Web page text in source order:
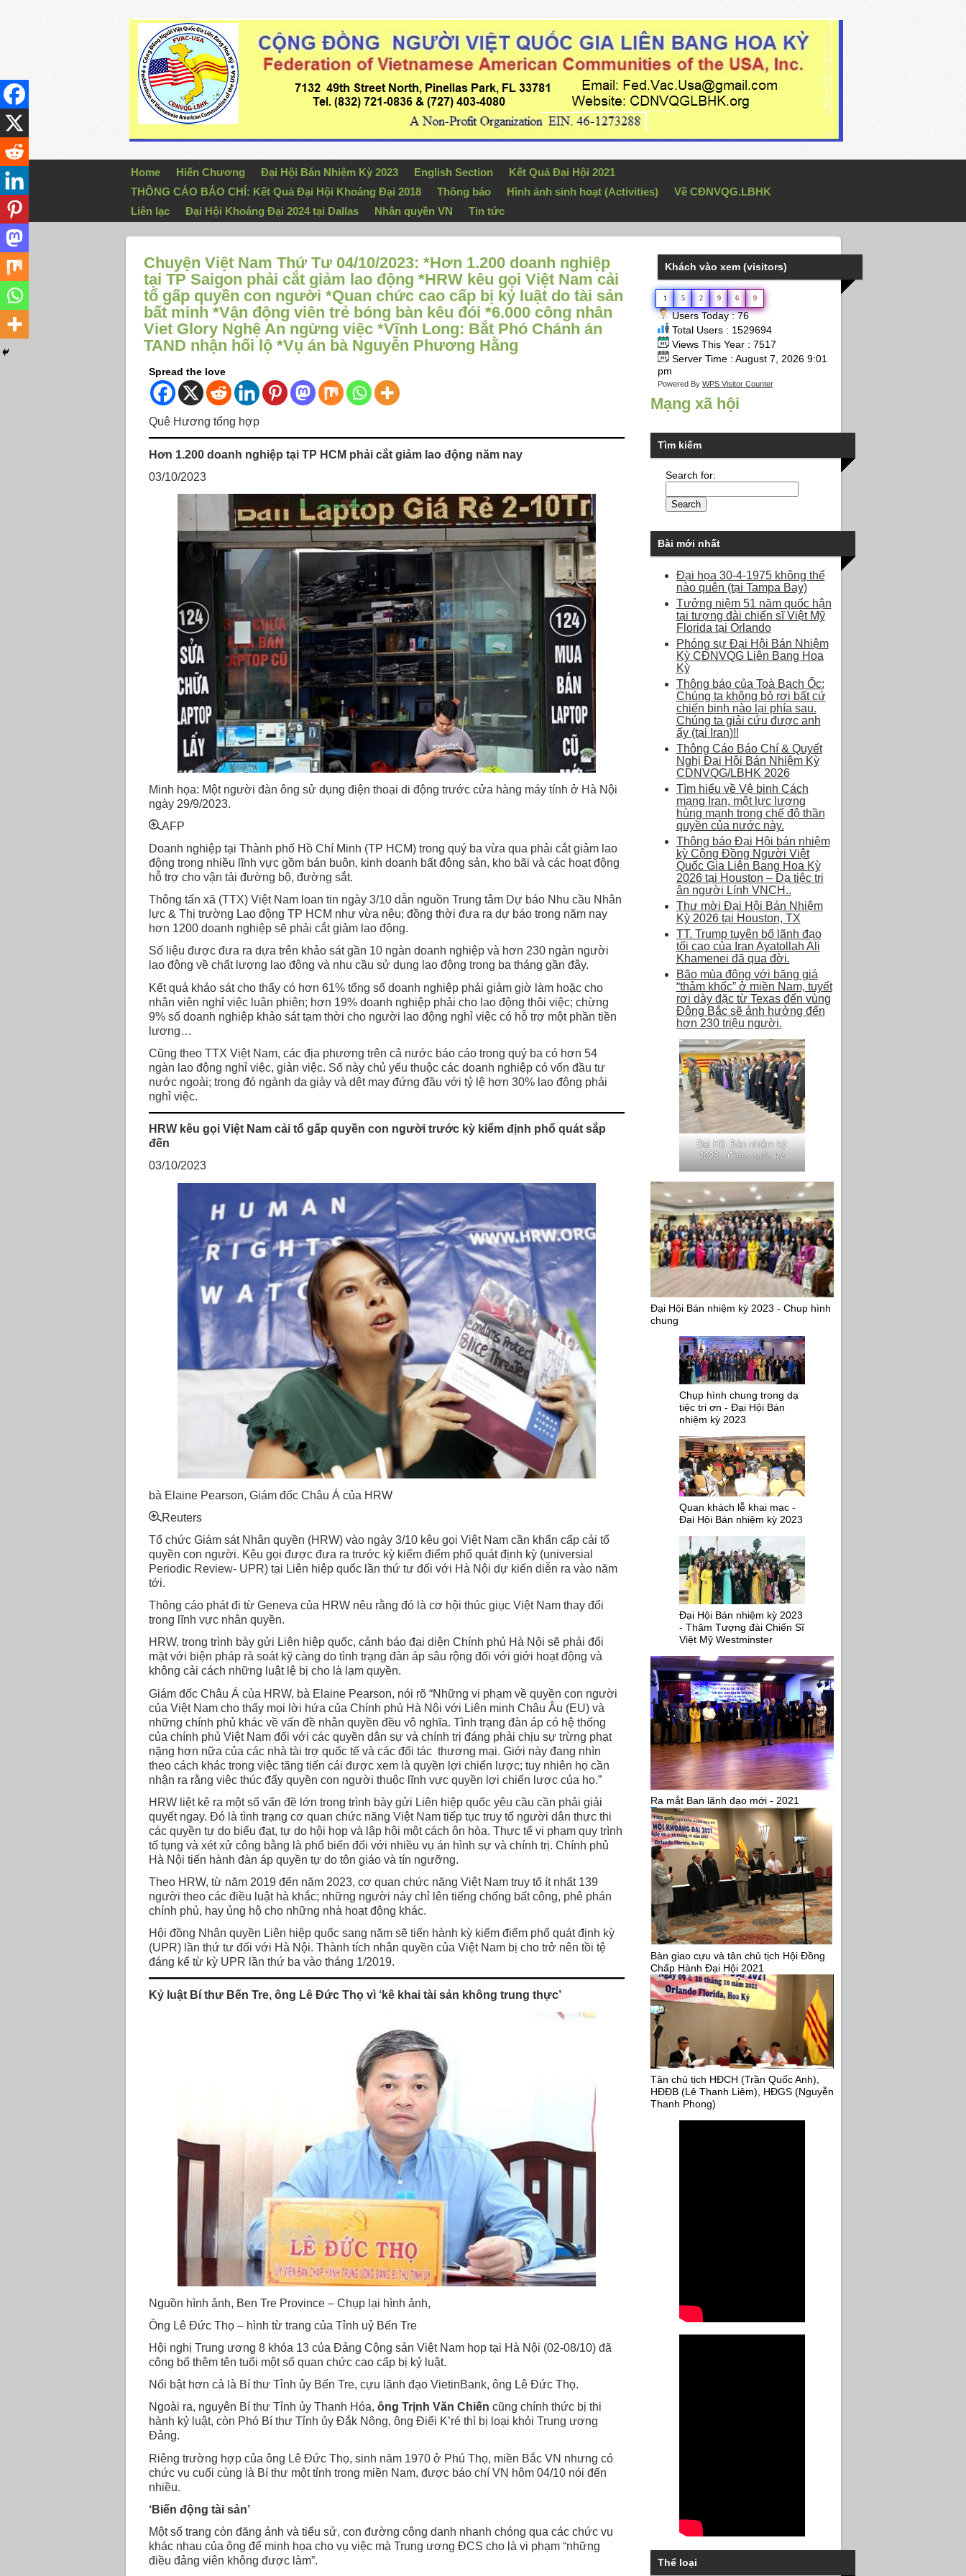
Home Hiến Chương Đại Hội Bán Nhiệm Kỳ 2023 English Section
Kết Quả Đại Hội 2021
THÔNG CÁO BÁO CHÍ: Kết Quả Đại Hội Khoáng Đại 2018
Thông báo Hình ảnh sinh hoạt (Activities)
Về CĐNVQG.LBHK
Liên lạc
Đại Hội Khoáng Đại 2024 tại Dallas Nhân quyền VN Tin tức
Chuyện Việt Nam Thứ Tư 04/10/2023: *Hơn 1.200 doanh nghiệp
tại TP Saigon phải cắt giảm lao động *HRW kêu gọi Việt Nam cải
tổ gấp quyền con người *Quan chức cao cấp bị kỷ luật do tài sản
bất minh *Vận động viên trẻ bóng bàn kêu đói *6.000 công nhân
Viet Glory Nghệ An ngừng việc *Vĩnh Long: Bắt Phó Chánh án
TAND nhận hối lộ *Vụ án bà Nguyễn Phương Hằng
Spread the love
Quê Hương tổng hợp
Hơn 1.200 doanh nghiệp tại TP HCM phải cắt giảm lao động năm nay
03/10/2023
Minh họa: Một người đàn ông sử dụng điện thoại di động trước cửa hàng máy tính ở Hà Nội
ngày 29/9/2023.
AFP
Doanh nghiệp tại Thành phố Hồ Chí Minh (TP HCM) trong quý ba vừa qua phải cắt giảm lao
động trong nhiều lĩnh vực gồm bán buôn, kinh doanh bất động sản, kho bãi và các hoạt động
hỗ trợ cho vận tải đường bộ, đường sắt.
Thông tấn xã (TTX) Việt Nam loan tin ngày 3/10 dẫn nguồn Trung tâm Dự báo Nhu cầu Nhân
lực & Thị trường Lao động TP HCM như vừa nêu; đồng thời đưa ra dự báo trong năm nay
hơn 1200 doanh nghiệp sẽ phải cắt giảm lao động.
Số liệu được đưa ra dựa trên khảo sát gần 10 ngàn doanh nghiệp và hơn 230 ngàn người
lao động về chất lượng lao động và nhu cầu sử dụng lao động trong ba tháng gần đây.
Kết quả khảo sát cho thấy có hơn 61% tổng số doanh nghiệp phải giảm giờ làm hoặc cho
nhân viên nghỉ việc luân phiên; hơn 19% doanh nghiệp phải cho lao động thôi việc; chừng
9% số doanh nghiệp khảo sát tạm thời cho người lao động nghỉ việc có hỗ trợ một phần tiền
lương…
Cũng theo TTX Việt Nam, các địa phương trên cả nước báo cáo trong quý ba có hơn 54
ngàn lao động nghỉ việc, giản việc. Số này chủ yếu thuộc các doanh nghiệp có vốn đầu tư
nước ngoài; trong đó ngành da giày và dệt may đứng đầu với tỷ lệ hơn 30% lao động phải
nghỉ việc.
HRW kêu gọi Việt Nam cải tổ gấp quyền con người trước kỳ kiểm định phổ quát sắp
đến
03/10/2023
bà Elaine Pearson, Giám đốc Châu Á của HRW
Reuters
Tổ chức Giám sát Nhân quyền (HRW) vào ngày 3/10 kêu gọi Việt Nam cần khẩn cấp cải tổ
quyền con người. Kêu gọi được đưa ra trước kỳ kiểm điểm phổ quát định kỳ (universial
Periodic Review- UPR) tại Liên hiệp quốc lần thứ tư đối với Hà Nội dự kiến diễn ra vào năm
tới.
Thông cáo phát đi từ Geneva của HRW nêu rằng đó là cơ hội thúc giục Việt Nam thay đổi
trong lĩnh vực nhân quyền.
HRW, trong trình bày gửi Liên hiệp quốc, cảnh báo đại diện Chính phủ Hà Nội sẽ phải đối
mặt với biện pháp rà soát kỹ càng do tình trạng đàn áp sâu rộng đối với giới hoạt động và
không cải cách những luật lệ bị cho là lạm quyền.
Giám đốc Châu Á của HRW, bà Elaine Pearson, nói rõ “Những vi phạm về quyền con người
của Việt Nam cho thấy mọi lời hứa của Chính phủ Hà Nội với Liên minh Châu Âu (EU) và
những chính phủ khác về vấn đề nhân quyền đều vô nghĩa. Tình trạng đàn áp có hệ thống
của chính phủ Việt Nam đối với các quyền dân sự và chính trị đáng phải chịu sự trừng phạt
nặng hơn nữa của các nhà tài trợ quốc tế và các đối tác thương mại. Giới này đang nhìn
theo cách khác trong việc tăng tiến cái được xem là quyền lợi chiến lược; tuy nhiên họ cần
nhận ra rằng viêc thúc đẩy quyền con người thuộc lĩnh vực quyền lợi chiến lược của họ.”
HRW liệt kê ra một số vấn đề lớn trong trình bày gửi Liên hiệp quốc yêu cầu cần phải giải
quyết ngay. Đó là tình trạng cơ quan chức năng Việt Nam tiếp tục truy tố người dân thực thi
các quyền tự do biểu đạt, tự do hội họp và lập hội một cách ôn hòa. Thực tế vi phạm quy trình
tố tụng và xét xử công bằng là phổ biến đối với nhiều vụ án hình sự và chính trị. Chính phủ
Hà Nội tiến hành đàn áp quyền tự do tôn giáo và tín ngưỡng.
Theo HRW, từ năm 2019 đến năm 2023, cơ quan chức năng Việt Nam truy tố ít nhất 139
người theo các điều luật hà khắc; những người này chỉ lên tiếng chống bất công, phê phán
chính phủ, hay ủng hộ cho những nhà hoạt động khác.
Hội đồng Nhân quyền Liên hiệp quốc sang năm sẽ tiến hành kỳ kiểm điểm phổ quát định kỳ
(UPR) lần thứ tư đối với Hà Nội. Thành tích nhân quyền của Việt Nam bị cho trở nên tồi tệ
đáng kể từ kỳ UPR lần thứ ba vào tháng 1/2019.
Kỷ luật Bí thư Bến Tre, ông Lê Đức Thọ vì ‘kê khai tài sản không trung thực’
Nguồn hình ảnh, Ben Tre Province – Chụp lại hình ảnh,
Ông Lê Đức Thọ – hình từ trang của Tỉnh uỷ Bến Tre
Hội nghị Trung ương 8 khóa 13 của Đảng Cộng sản Việt Nam họp tại Hà Nội (02-08/10) đã
công bố thêm tên tuổi một số quan chức cao cấp bị kỷ luật.
Nổi bật hơn cả là Bí thư Tỉnh ủy Bến Tre, cựu lãnh đạo VietinBank, ông Lê Đức Thọ.
Ngoài ra, nguyên Bí thư Tỉnh ủy Thanh Hóa, ông Trịnh Văn Chiến cũng chính thức bị thi
hành kỷ luật, còn Phó Bí thư Tỉnh ủy Đắk Nông, ông Điểi K’ré thì bị loại khỏi Trung ương
Đảng.
Riêng trường hợp của ông Lê Đức Thọ, sinh năm 1970 ở Phú Thọ, miền Bắc VN nhưng có
chức vụ cuối cùng là Bí thư một tỉnh trong miền Nam, được báo chí VN hôm 04/10 nói đến
nhiều.
‘Biến động tài sản’
Một số trang còn đăng ảnh và tiểu sử, con đường công danh nhanh chóng qua các chức vụ
khác nhau của ông để minh họa cho vụ việc mà Trung ương ĐCS cho là vi phạm “những
điều đảng viên không được làm”.
Khách vào xem (visitors)
1 5 2 9 6 9
Users Today : 76
Total Users : 1529694
Views This Year : 7517
Server Time : August 7, 2026 9:01
pm
Powered By WPS Visitor Counter
Mạng xã hội
Tìm kiếm
Search for:
Bài mới nhất
Đại họa 30-4-1975 không thể
nào quên (tại Tampa Bay)
Tưởng niệm 51 năm quốc hận
tại tượng đài chiến sĩ Việt Mỹ
Florida tại Orlando
Phóng sự Đại Hội Bán Nhiệm
Kỳ CĐNVQG Liên Bang Hoa
Kỳ
Thông báo của Toà Bạch Ốc:
Chúng ta không bỏ rơi bất cứ
chiến binh nào lại phía sau.
Chúng ta giải cứu được anh
ấy (tại Iran)!!
Thông Cáo Báo Chí & Quyết
Nghị Đại Hội Bán Nhiệm Kỳ
CDNVQG/LBHK 2026
Tìm hiểu về Vệ binh Cách
mạng Iran, một lực lượng
hùng mạnh trong chế độ thần
quyền của nước này.
Thông báo Đại Hội bán nhiệm
kỳ Cộng Đồng Người Việt
Quốc Gia Liên Bang Hoa Kỳ
2026 tại Houston – Dạ tiệc tri
ân người Lính VNCH..
Thư mời Đại Hội Bán Nhiệm
Kỳ 2026 tại Houston, TX
TT. Trump tuyên bố lãnh đạo
tối cao của Iran Ayatollah Ali
Khamenei đã qua đời.
Bão mùa đông với băng giá
“thảm khốc” ở miền Nam, tuyết
rơi dày đặc từ Texas đến vùng
Đông Bắc sẽ ảnh hưởng đến
hơn 230 triệu người.
Đại Hội Bán nhiệm kỳ
2023 - Chào quốc kỳ
Đại Hội Bán nhiệm kỳ 2023 - Chup hình
chung
Chụp hình chung trong dạ
tiệc tri ơn - Đại Hội Bán
nhiệm kỳ 2023
Quan khách lễ khai mạc -
Đại Hội Bán nhiệm kỳ 2023
Đại Hội Bán nhiệm kỳ 2023
- Thăm Tượng đài Chiến Sĩ
Việt Mỹ Westminster
Ra mắt Ban lãnh đạo mới - 2021
Bàn giao cựu và tân chủ tịch Hội Đồng
Chấp Hành Đại Hội 2021
Tân chủ tịch HĐCH (Trần Quốc Anh),
HĐĐB (Lê Thanh Liêm), HĐGS (Nguyễn
Thanh Phong)
Thể loại